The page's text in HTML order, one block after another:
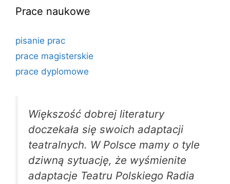
Prace naukowe
pisanie prac
prace magisterskie
prace dyplomowe
Większość dobrej literatury
doczekała się swoich adaptacji
teatralnych. W Polsce mamy o tyle
dziwną sytuację, że wyśmienite
adaptacje Teatru Polskiego Radia